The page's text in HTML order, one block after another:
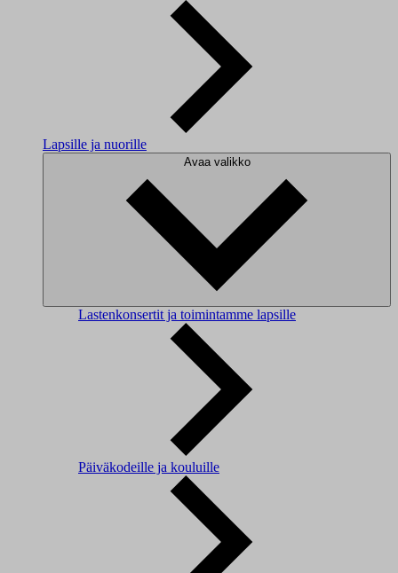
Lapsille ja nuorille
Avaa valikko
Lastenkonsertit ja toimintamme lapsille
Päiväkodeille ja kouluille